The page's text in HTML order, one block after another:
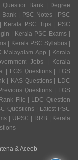
Bank | Degree
| PSC Notes | PSC
Kerala PSC Tips | PSC
| Kerala PSC Exams |
| Kerala PSC Syllabus |
Malayalam App | Kerala
Jobs | Kerala
| LGS Questions | LGS
| KAS Questions | LDC
Questions | LGS
File | LDC Question
Questions | Latest PSC
| UPSC | RRB | Kerala
& Adeeb